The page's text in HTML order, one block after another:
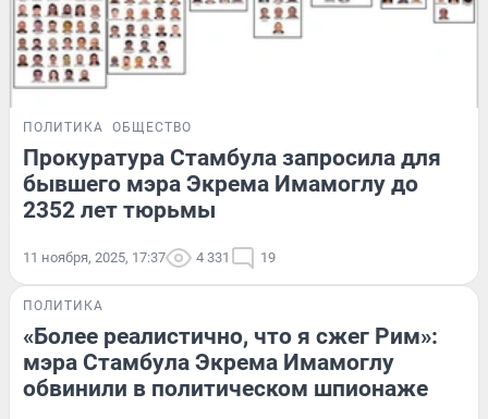
ПОЛИТИКА ОБЩЕСТВО
Прокуратура Стамбула запросила для
бывшего мэра Экрема Имамоглу до
2352 лет тюрьмы
11 ноября, 2025, 17:37 4 331 19
ПОЛИТИКА
«Более реалистично, что я сжег Рим»:
мэра Стамбула Экрема Имамоглу
обвинили в политическом шпионаже